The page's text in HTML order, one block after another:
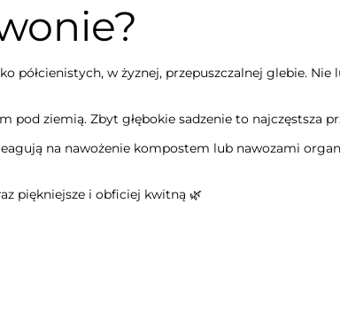
półcienistych, w żyznej, przepuszczalnej glebie.
pod ziemią. Zbyt głębokie sadzenie to najczęstsza
na nawożenie kompostem lub nawozami
piękniejsze i obficiej kwitną 🌿